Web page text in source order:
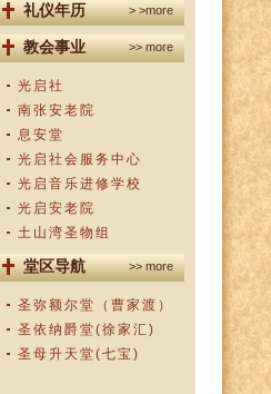
礼仪年历 > >more
教会事业 >> more
光启社
南张安老院
息安堂
光启社会服务中心
光启音乐进修学校
光启安老院
土山湾圣物组
堂区导航 >> more
圣弥额尔堂（曹家渡）
圣依纳爵堂(徐家汇)
圣母升天堂(七宝)